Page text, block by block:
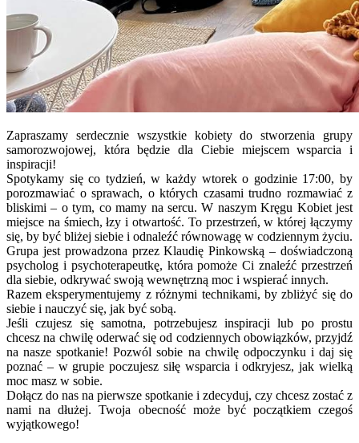
Zapraszamy serdecznie wszystkie kobiety do stworzenia grupy
samorozwojowej, która będzie dla Ciebie miejscem wsparcia i
inspiracji!
Spotykamy się co tydzień, w każdy wtorek o godzinie 17:00, by
porozmawiać o sprawach, o których czasami trudno rozmawiać z
bliskimi – o tym, co mamy na sercu. W naszym Kręgu Kobiet jest
miejsce na śmiech, łzy i otwartość. To przestrzeń, w której łączymy
się, by być bliżej siebie i odnaleźć równowagę w codziennym życiu.
Grupa jest prowadzona przez Klaudię Pinkowską – doświadczoną
psycholog i psychoterapeutkę, która pomoże Ci znaleźć przestrzeń
dla siebie, odkrywać swoją wewnętrzną moc i wspierać innych.
Razem eksperymentujemy z różnymi technikami, by zbliżyć się do
siebie i nauczyć się, jak być sobą.
Jeśli czujesz się samotna, potrzebujesz inspiracji lub po prostu
chcesz na chwilę oderwać się od codziennych obowiązków, przyjdź
na nasze spotkanie! Pozwól sobie na chwilę odpoczynku i daj się
poznać – w grupie poczujesz siłę wsparcia i odkryjesz, jak wielką
moc masz w sobie.
Dołącz do nas na pierwsze spotkanie i zdecyduj, czy chcesz zostać z
nami na dłużej. Twoja obecność może być początkiem czegoś
wyjątkowego!